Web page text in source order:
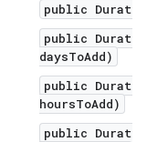
public
public
daysToAdd)
public
hoursToAdd)
public